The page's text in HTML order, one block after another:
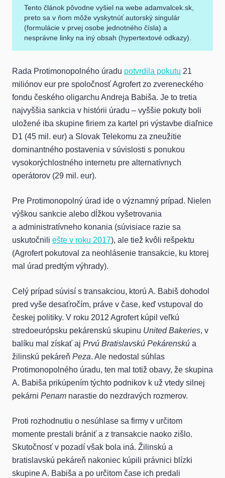
Tento článok pôvodne vyšiel na webe adamvalcek.sk,
preto sa v ňom môže vyskytnúť autorský singulár
(formulácie v prvej osobe jednotného čísla) a
nesprávne linky na iný obsah (hypertextové odkazy).
Rada Protimonopolného úradu potvrdila pokutu 21
miliónov eur pre spoločnosť Agrofert zo zvereneckého
fondu českého oligarchu Andreja Babiša. Je to tretia
najvyššia sankcia v histórii úradu – vyššie pokuty boli
uložené iba skupine firiem za kartel pri výstavbe diaľnice
D1 (45 mil. eur) a Slovak Telekomu za zneužitie
dominantného postavenia v súvislosti s ponukou
vysokorýchlostného internetu pre alternatívnych
operátorov (29 mil. eur).
Pre Protimonopolný úrad ide o významný prípad. Nielen
výškou sankcie alebo dĺžkou vyšetrovania
a administratívneho konania (súvisiace razie sa
uskutočnili ešte v roku 2017), ale tiež kvôli rešpektu
(Agrofert pokutoval za neohlásenie transakcie, ku ktorej
mal úrad predtým výhrady).
Celý prípad súvisí s transakciou, ktorú A. Babiš dohodol
pred vyše desaťročím, práve v čase, keď vstupoval do
českej politiky. V roku 2012 Agrofert kúpil veľkú
stredoeurópsku pekárenskú skupinu United Bakeries, v
balíku mal získať aj Prvú Bratislavskú Pekárenskú a
žilinskú pekáreň Peza. Ale nedostal súhlas
Protimonopolného úradu, ten mal totiž obavy, že skupina
A. Babiša prikúpením týchto podnikov k už vtedy silnej
pekárni Penam narastie do nezdravých rozmerov.
Proti rozhodnutiu o nesúhlase sa firmy v určitom
momente prestali brániť a z transakcie naoko zišlo.
Skutočnosť v pozadí však bola iná. Žilinskú a
bratislavskú pekáreň nakoniec kúpili právnici blízki
skupine A. Babiša a po určitom čase ich predali